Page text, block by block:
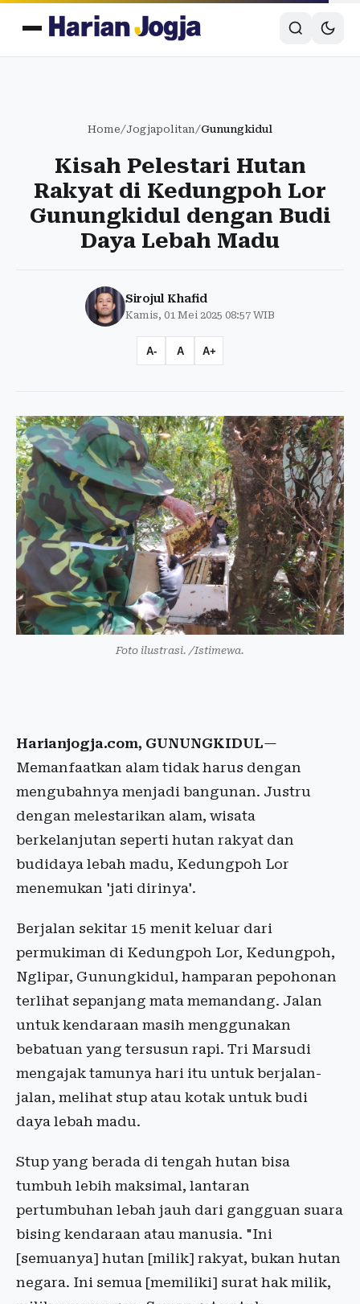
Home/Jogjapolitan/Gunungkidul
Kisah Pelestari Hutan
Rakyat di Kedungpoh Lor
Gunungkidul dengan Budi
Daya Lebah Madu
Sirojul Khafid
Kamis, 01 Mei 2025 08:57 WIB
A- A A+
Foto ilustrasi. /Istimewa.
Harianjogja.com, GUNUNGKIDUL—
Memanfaatkan alam tidak harus dengan
mengubahnya menjadi bangunan. Justru
dengan melestarikan alam, wisata
berkelanjutan seperti hutan rakyat dan
budidaya lebah madu, Kedungpoh Lor
menemukan 'jati dirinya'.
Berjalan sekitar 15 menit keluar dari
permukiman di Kedungpoh Lor, Kedungpoh,
Nglipar, Gunungkidul, hamparan pepohonan
terlihat sepanjang mata memandang. Jalan
untuk kendaraan masih menggunakan
bebatuan yang tersusun rapi. Tri Marsudi
mengajak tamunya hari itu untuk berjalan-
jalan, melihat stup atau kotak untuk budi
daya lebah madu.
Stup yang berada di tengah hutan bisa
tumbuh lebih maksimal, lantaran
pertumbuhan lebah jauh dari gangguan suara
bising kendaraan atau manusia. "Ini
[semuanya] hutan [milik] rakyat, bukan hutan
negara. Ini semua [memiliki] surat hak milik,